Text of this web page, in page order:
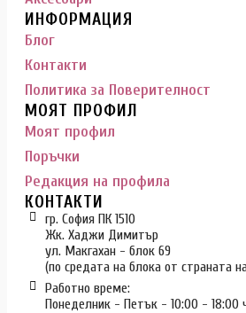
ИНФОРМАЦИЯ
Блог
Контакти
Политика за Поверителност
МОЯТ ПРОФИЛ
Моят профил
Поръчки
Редакция на профила
КОНТАКТИ
гр. София ПК 1510
Жк. Хаджи Димитър
ул. Макгахан - блок 69
(по средата на блока от страната
Работно време:
Понеделник - Петък - 10:00 - 18:00